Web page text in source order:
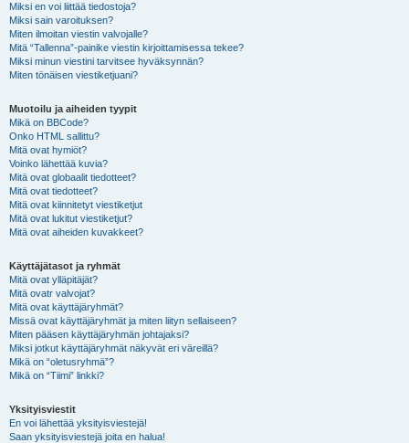
Miksi en voi liittää tiedostoja?
Miksi sain varoituksen?
Miten ilmoitan viestin valvojalle?
Mitä “Tallenna”-painike viestin kirjoittamisessa tekee?
Miksi minun viestini tarvitsee hyväksynnän?
Miten tönäisen viestiketjuani?
Muotoilu ja aiheiden tyypit
Mikä on BBCode?
Onko HTML sallittu?
Mitä ovat hymiöt?
Voinko lähettää kuvia?
Mitä ovat globaalit tiedotteet?
Mitä ovat tiedotteet?
Mitä ovat kiinnitetyt viestiketjut
Mitä ovat lukitut viestiketjut?
Mitä ovat aiheiden kuvakkeet?
Käyttäjätasot ja ryhmät
Mitä ovat ylläpitäjät?
Mitä ovatr valvojat?
Mitä ovat käyttäjäryhmät?
Missä ovat käyttäjäryhmät ja miten liityn sellaiseen?
Miten pääsen käyttäjäryhmän johtajaksi?
Miksi jotkut käyttäjäryhmät näkyvät eri väreillä?
Mikä on “oletusryhmä”?
Mikä on “Tiimi” linkki?
Yksityisviestit
En voi lähettää yksityisviestejä!
Saan yksityisviestejä joita en halua!